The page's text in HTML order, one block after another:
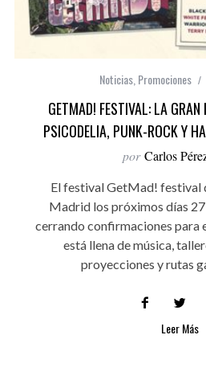
Noticias, Promociones
GETMAD! FESTIVAL: LA GRAN
PSICODELIA, PUNK-ROCK Y
por Carlos
El festival GetMad! festival
Madrid los próximos días
cerrando confirmaciones para
está llena de música,
proyecciones y rutas
Leer Más